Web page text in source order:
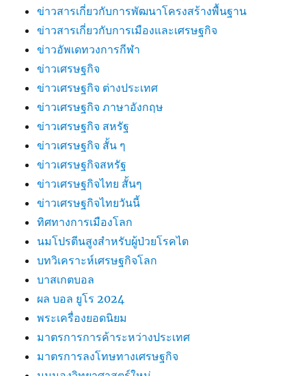
ข่าวสารเกี่ยวกับการพัฒนาโครงสร้างพื้นฐาน
ข่าวสารเกี่ยวกับการเมืองและเศรษฐกิจ
ข่าวอัพเดทวงการกีฬา
ข่าวเศรษฐกิจ
ข่าวเศรษฐกิจ ต่างประเทศ
ข่าวเศรษฐกิจ ภาษาอังกฤษ
ข่าวเศรษฐกิจ สหรัฐ
ข่าวเศรษฐกิจ สั้น ๆ
ข่าวเศรษฐกิจสหรัฐ
ข่าวเศรษฐกิจไทย สั้นๆ
ข่าวเศรษฐกิจไทยวันนี้
ทิศทางการเมืองโลก
นมโปรตีนสูงสำหรับผู้ป่วยโรคไต
บทวิเคราะห์เศรษฐกิจโลก
บาสเกตบอล
ผล บอล ยูโร 2024
พระเครื่องยอดนิยม
มาตรการการค้าระหว่างประเทศ
มาตรการลงโทษทางเศรษฐกิจ